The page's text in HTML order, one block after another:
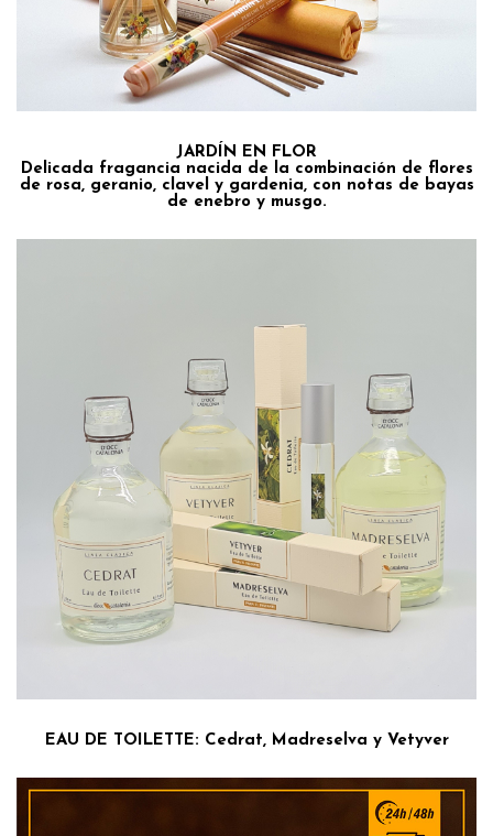
JARDÍN EN FLOR
Delicada fragancia nacida de la combinación de flores
de rosa, geranio, clavel y gardenia, con notas de bayas
de enebro y musgo.
EAU DE TOILETTE: Cedrat, Madreselva y Vetyver